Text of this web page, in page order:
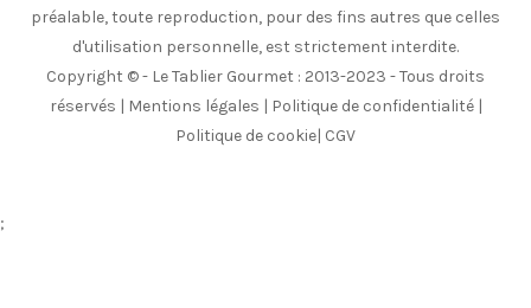
préalable, toute reproduction, pour des fins autres que celles
d'utilisation personnelle, est strictement interdite.
Copyright © - Le Tablier Gourmet : 2013-2023 - Tous droits
réservés | Mentions légales | Politique de confidentialité|
Politique de cookie| CGV
;